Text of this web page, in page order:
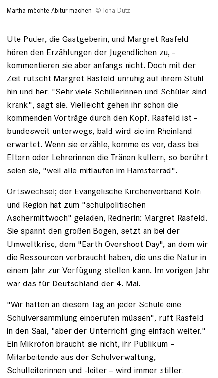
Martha möchte Abitur machen Iona Dutz
Ute Puder, die Gastgeberin, und Margret Rasfeld
hören den Erzählungen der Jugendlichen zu, ­
kommentieren sie aber anfangs nicht. Doch mit der
Zeit rutscht Margret ­Rasfeld ­unruhig auf ihrem Stuhl
hin und her. "Sehr viele ­Schülerinnen und Schüler sind
krank", sagt sie. Vielleicht gehen ihr schon die
kommenden Vorträge durch den Kopf. Rasfeld ist ­
bundesweit ­unterwegs, bald wird sie im Rheinland
erwartet. Wenn sie ­erzähle, komme es vor, dass bei
Eltern oder Lehrerinnen die Tränen kullern, so berührt
seien sie, "weil alle mitlaufen im Hamsterrad".
Ortswechsel; der Evangelische Kirchenverband Köln
und Region hat zum "schul­politischen
Aschermittwoch" geladen, ­Rednerin: Margret Rasfeld.
Sie spannt den großen ­Bogen, setzt an bei der
Umweltkrise, dem "Earth Overshoot Day", an dem wir
die Ressourcen verbraucht haben, die uns die ­Natur in
einem Jahr zur Verfügung stellen kann. Im vorigen Jahr
war das für Deutschland der 4. Mai.
"Wir hätten an diesem Tag an jeder Schule eine
Schulversammlung ­einberufen müssen", ruft Rasfeld
in den Saal, "aber der Unterricht ging einfach weiter."
Ein Mikrofon braucht sie nicht, ihr Publikum –
Mitarbeitende aus der Schulverwaltung,
Schulleiterinnen und -leiter – wird immer stiller.